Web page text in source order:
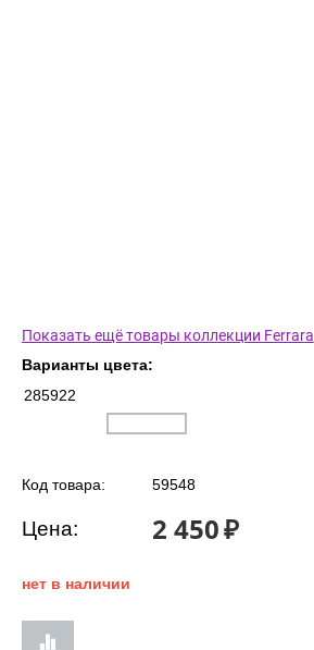
Показать ещё товары коллекции Ferrara
Варианты цвета:
285922
Код товара: 59548
Цена: 2 450₽
нет в наличии